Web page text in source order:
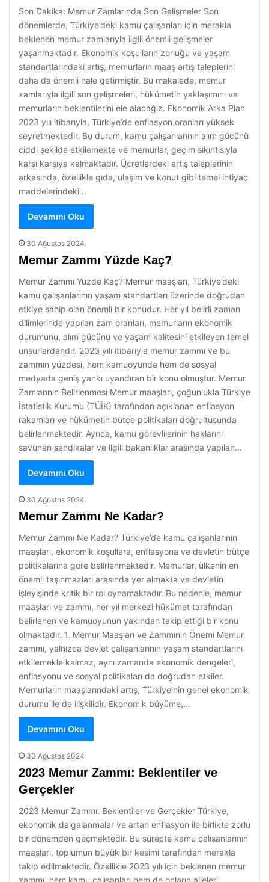
Son Dakika: Memur Zamlarında Son Gelişmeler Son
dönemlerde, Türkiye’deki kamu çalışanları için merakla
beklenen memur zamlarıyla ilgili önemli gelişmeler
yaşanmaktadır. Ekonomik koşulların zorluğu ve yaşam
standartlarındaki artış, memurların maaş artış taleplerini
daha da önemli hale getirmiştir. Bu makalede, memur
zamlarıyla ilgili son gelişmeleri, hükümetin yaklaşımını ve
memurların beklentilerini ele alacağız. Ekonomik Arka Plan
2023 yılı itibarıyla, Türkiye’de enflasyon oranları yüksek
seyretmektedir. Bu durum, kamu çalışanlarının alım gücünü
ciddi şekilde etkilemekte ve memurlar, geçim sıkıntısıyla
karşı karşıya kalmaktadır. Ücretlerdeki artış taleplerinin
arkasında, özellikle gıda, ulaşım ve konut gibi temel ihtiyaç
maddelerindeki…
Devamını Oku
30 Ağustos 2024
Memur Zammı Yüzde Kaç?
Memur Zammı Yüzde Kaç? Memur maaşları, Türkiye’deki
kamu çalışanlarının yaşam standartları üzerinde doğrudan
etkiye sahip olan önemli bir konudur. Her yıl belirli zaman
dilimlerinde yapılan zam oranları, memurların ekonomik
durumunu, alım gücünü ve yaşam kalitesini etkileyen temel
unsurlardandır. 2023 yılı itibarıyla memur zammı ve bu
zammın yüzdesi, hem kamuoyunda hem de sosyal
medyada geniş yankı uyandıran bir konu olmuştur. Memur
Zamlarının Belirlenmesi Memur maaşları, çoğunlukla Türkiye
İstatistik Kurumu (TÜİK) tarafından açıklanan enflasyon
rakamları ve hükümetin bütçe politikaları doğrultusunda
belirlenmektedir. Ayrıca, kamu görevlilerinin haklarını
savunan sendikalar ve ilgili bakanlıklar arasında yapılan…
Devamını Oku
30 Ağustos 2024
Memur Zammı Ne Kadar?
Memur Zammı Ne Kadar? Türkiye’de kamu çalışanlarının
maaşları, ekonomik koşullara, enflasyona ve devletin bütçe
politikalarına göre belirlenmektedir. Memurlar, ülkenin en
önemli taşınmazları arasında yer almakta ve devletin
işleyişinde kritik bir rol oynamaktadır. Bu nedenle, memur
maaşları ve zammı, her yıl merkezi hükümet tarafından
belirlenen ve kamuoyunun yakından takip ettiği bir konu
olmaktadır. 1. Memur Maaşları ve Zammının Önemi Memur
zammı, yalnızca devlet çalışanlarının yaşam standartlarını
etkilemekle kalmaz, aynı zamanda ekonomik dengeleri,
enflasyonu ve sosyal politikaları da doğrudan etkiler.
Memurların maaşlarındaki artış, Türkiye’nin genel ekonomik
durumu ile de ilişkilidir. Ekonomik büyüme,…
Devamını Oku
30 Ağustos 2024
2023 Memur Zammı: Beklentiler ve
Gerçekler
2023 Memur Zammı: Beklentiler ve Gerçekler Türkiye,
ekonomik dalgalanmalar ve artan enflasyon ile birlikte zorlu
bir dönemden geçmektedir. Bu süreçte kamu çalışanlarının
maaşları, toplumun büyük bir kesimi tarafından merakla
takip edilmektedir. Özellikle 2023 yılı için beklenen memur
zammı, hem kamu çalışanları hem de onların aileleri